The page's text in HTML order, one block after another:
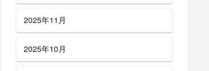
2025年11月
2025年10月